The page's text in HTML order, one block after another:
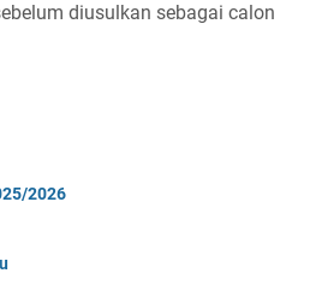
diusulkan sebagai calon
2026